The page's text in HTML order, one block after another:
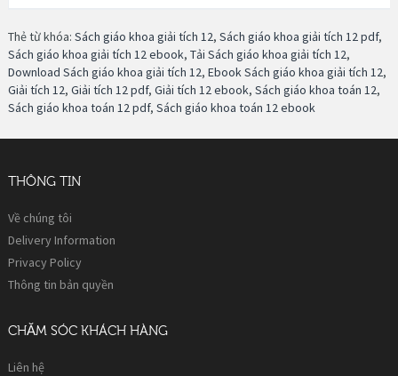
Thẻ từ khóa: Sách giáo khoa giải tích 12, Sách giáo khoa giải tích 12 pdf,
Sách giáo khoa giải tích 12 ebook, Tải Sách giáo khoa giải tích 12,
Download Sách giáo khoa giải tích 12, Ebook Sách giáo khoa giải tích 12,
Giải tích 12, Giải tích 12 pdf, Giải tích 12 ebook, Sách giáo khoa toán 12,
Sách giáo khoa toán 12 pdf, Sách giáo khoa toán 12 ebook
THÔNG TIN
Về chúng tôi
Delivery Information
Privacy Policy
Thông tin bản quyền
CHĂM SÓC KHÁCH HÀNG
Liên hệ